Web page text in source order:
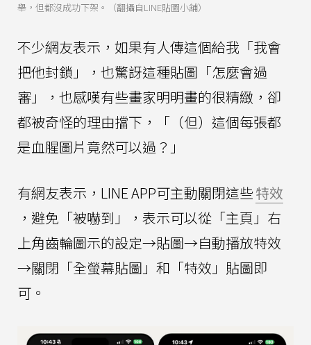
舉，但都沒成功下架。（翻攝自LINE貼圖小舖）
不少網友表示，如果有人傳這個給我「我會
把他封鎖」，也驚訝這種貼圖「怎麼會過
審」，也感嘆有些畫家明明畫的很精緻，卻
都被奇怪的理由擋下，「（但）這個每張都
是血腥圖片竟然可以過？」
有網友表示，LINE APP可主動關閉這些特效
，避免「被嚇到」，表示可以從「主頁」右
上角齒輪圖示的設定→貼圖→自動播放特效
→關閉「全螢幕貼圖」和「特效」貼圖即
可。